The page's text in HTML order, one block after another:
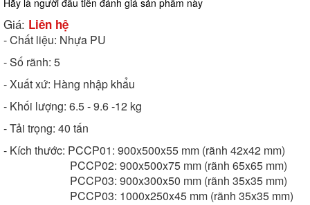
Hãy là người đầu tiên đánh giá sản phẩm này
Giá: Liên hệ
- Chất liệu: Nhựa PU
- Số rãnh: 5
- Xuất xứ: Hàng nhập khẩu
- Khối lượng: 6.5 - 9.6 -12 kg
- Tải trọng: 40 tấn
- Kích thước: PCCP01: 900x500x55 mm (rãnh 42x42 mm)
PCCP02: 900x500x75 mm (rãnh 65x65 mm)
PCCP03: 900x300x50 mm (rãnh 35x35 mm)
PCCP03: 1000x250x45 mm (rãnh 35x35 mm)